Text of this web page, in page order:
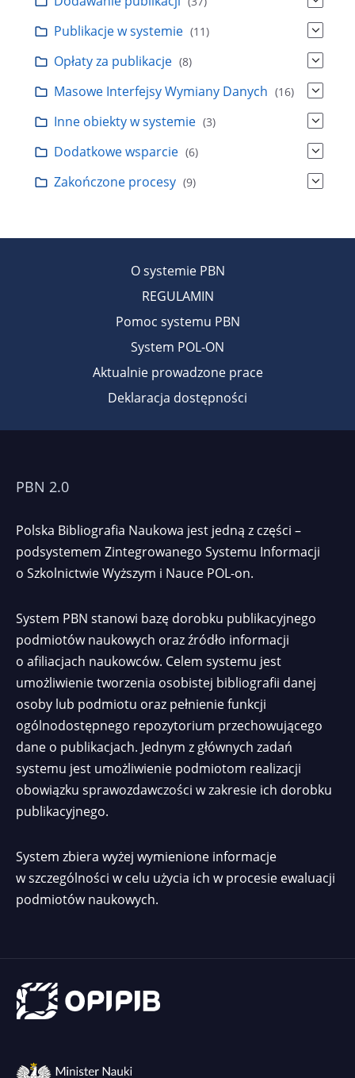
Publikacje w systemie (11)
Opłaty za publikacje (8)
Masowe Interfejsy Wymiany Danych (16)
Inne obiekty w systemie (3)
Dodatkowe wsparcie (6)
Zakończone procesy (9)
O systemie PBN
REGULAMIN
Pomoc systemu PBN
System POL-ON
Aktualnie prowadzone prace
Deklaracja dostępności
PBN 2.0
Polska Bibliografia Naukowa jest jedną z części –
podsystemem Zintegrowanego Systemu Informacji
o Szkolnictwie Wyższym i Nauce POL-on.
System PBN stanowi bazę dorobku publikacyjnego
podmiotów naukowych oraz źródło informacji
o afiliacjach naukowców. Celem systemu jest
umożliwienie tworzenia osobistej bibliografii danej
osoby lub podmiotu oraz pełnienie funkcji
ogólnodostępnego repozytorium przechowującego
dane o publikacjach. Jednym z głównych zadań
systemu jest umożliwienie podmiotom realizacji
obowiązku sprawozdawczości w zakresie ich dorobku
publikacyjnego.
System zbiera wyżej wymienione informacje
w szczególności w celu użycia ich w procesie ewaluacji
podmiotów naukowych.